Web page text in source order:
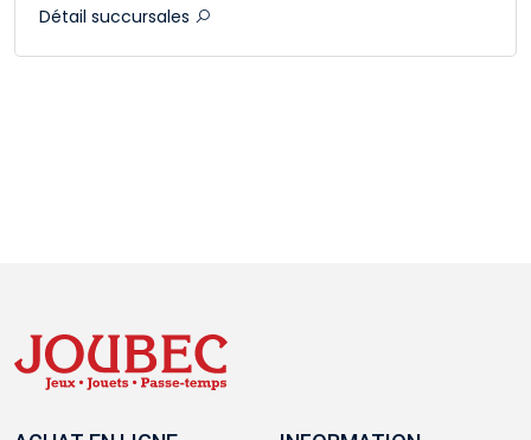
Détail succursales